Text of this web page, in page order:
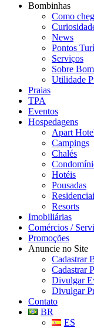
Bombinhas
Como
News
Pontos
Serviços
Sobre
Utilidade
Praias
TPA
Eventos
Hospedagens
Apart
Campings
Chalés
Hotéis
Pousadas
Resorts
Imobiliárias
Comércios /
Promoções
Anuncie no Site
Cadastrar
Cadastrar
Divulgar
Divulgar
Contato
BR
ES